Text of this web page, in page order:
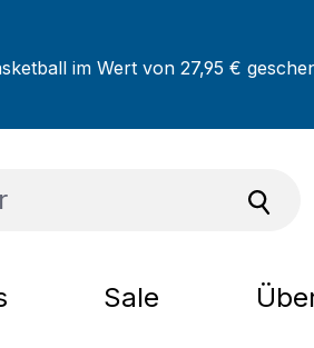
im Wert von 27,95 €
Sale